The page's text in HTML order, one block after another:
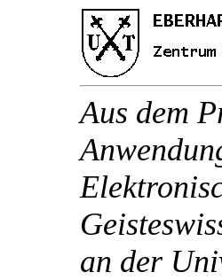
Aus dem
an der